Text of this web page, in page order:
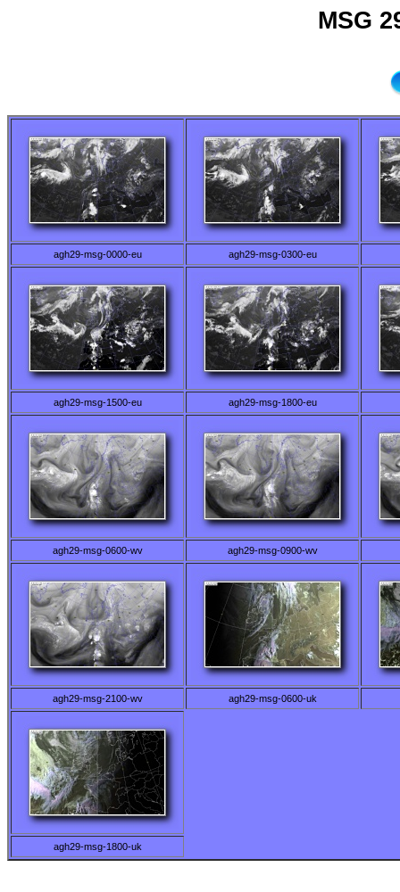
MSG
agh29-msg-0000-eu agh29-msg-0300-eu
agh29-msg-1500-eu agh29-msg-1800-eu
agh29-msg-0600-wv agh29-msg-0900-wv
agh29-msg-2100-wv agh29-msg-0600-uk
agh29-msg-1800-uk